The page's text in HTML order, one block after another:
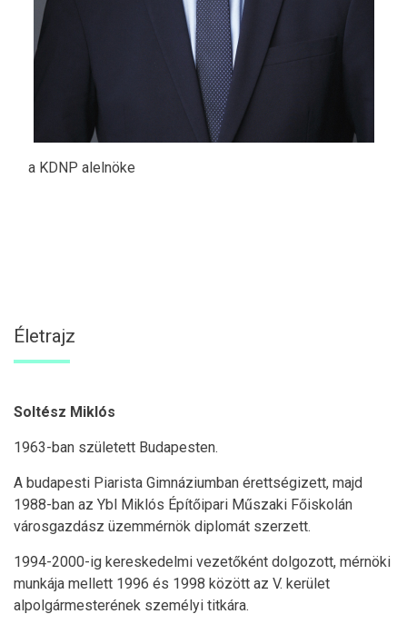
a KDNP alelnöke
Életrajz
Soltész Miklós
1963-ban született Budapesten.
A budapesti Piarista Gimnáziumban érettségizett, majd
1988-ban az Ybl Miklós Építőipari Műszaki Főiskolán
városgazdász üzemmérnök diplomát szerzett.
1994-2000-ig kereskedelmi vezetőként dolgozott, mérnöki
munkája mellett 1996 és 1998 között az V. kerület
alpolgármesterének személyi titkára.